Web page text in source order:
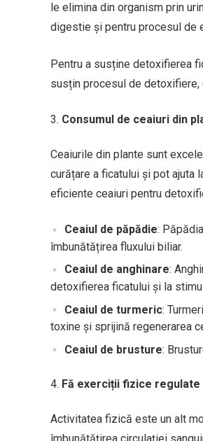
le elimina din organism prin
digestie și pentru procesul de
Pentru a susține detoxifierea
susțin procesul de detoxifiere,
Consumul de ceaiuri din
Ceaiurile din plante sunt
curățare a ficatului și pot ajuta
eficiente ceaiuri pentru
Ceaiul de păpădie:
îmbunătățirea fluxului biliar.
Ceaiul de anghinare:
detoxifierea ficatului și la
Ceaiul de turmeric:
toxine și sprijină regenerarea
Ceaiul de brusture:
Fă exerciții fizice regulate
Activitatea fizică este un alt